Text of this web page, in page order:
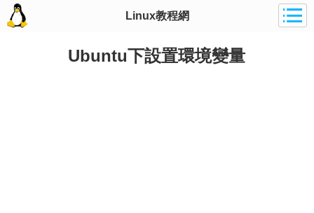
Linux教程網
Ubuntu下設置環境變量